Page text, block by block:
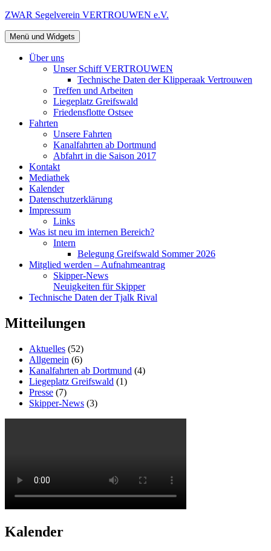
Zum
springen
ZWAR Segelverein VERTROUWEN e.V.
Menü und Widgets
Über uns
Unser Schiff VERTROUWEN
Technische Daten der Klipperaak Vertrouwen
Treffen und Arbeiten
Liegeplatz Greifswald
Friedensflotte Ostsee
Fahrten
Unsere Fahrten
Kanalfahrten ab Dortmund
Abfahrt in die Saison 2017
Kontakt
Mediathek
Kalender
Datenschutzerklärung
Impressum
Links
Was ist neu im internen Bereich?
Intern
Belegung Greifswald Sommer 2026
Mitglied werden – Aufnahmeantrag
Skipper-News
Neuigkeiten für Skipper
Technische Daten der Tjalk Rival
Mitteilungen
Aktuelles (52)
Allgemein (6)
Kanalfahrten ab Dortmund (4)
Liegeplatz Greifswald (1)
Presse (7)
Skipper-News (3)
Kalender